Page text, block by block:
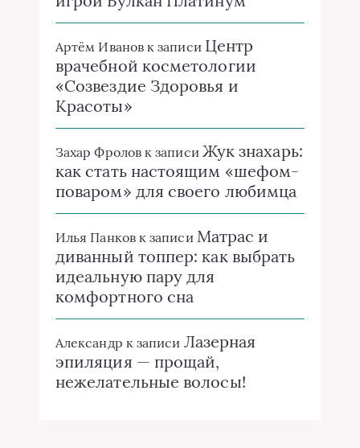
Артём Ивановк записи Центр
врачебной косметологии
«Созвездие Здоровья и
Красоты»
Захар Фроловк записи Жук знахарь:
как стать настоящим «шефом-
поваром» для своего любимца
Илья Панковк записи Матрас и
диванный топпер: как выбрать
идеальную пару для
комфортного сна
Александр к записи Лазерная
эпиляция — прощай,
нежелательные волосы!